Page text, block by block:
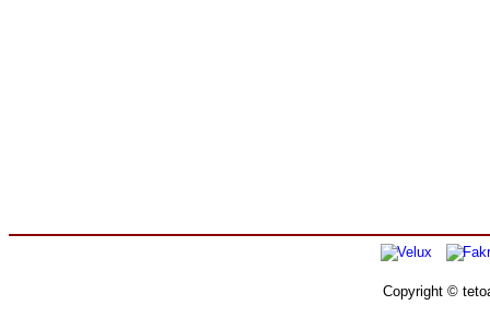
Copyright ©